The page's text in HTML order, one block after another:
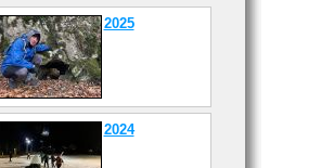
2025
2024